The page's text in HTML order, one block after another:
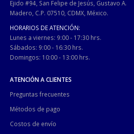
Ejido #94, San Felipe de Jesús, Gustavo A.
Madero, C.P. 07510, CDMX, México.
HORARIOS DE ATENCIÓN:
Lunes a viernes: 9:00 - 17:30 hrs.
Sábados: 9:00 - 16:30 hrs.
Domingos: 10:00 - 13:00 hrs.
ATENCIÓN A CLIENTES
Preguntas frecuentes
Métodos de pago
Costos de envío